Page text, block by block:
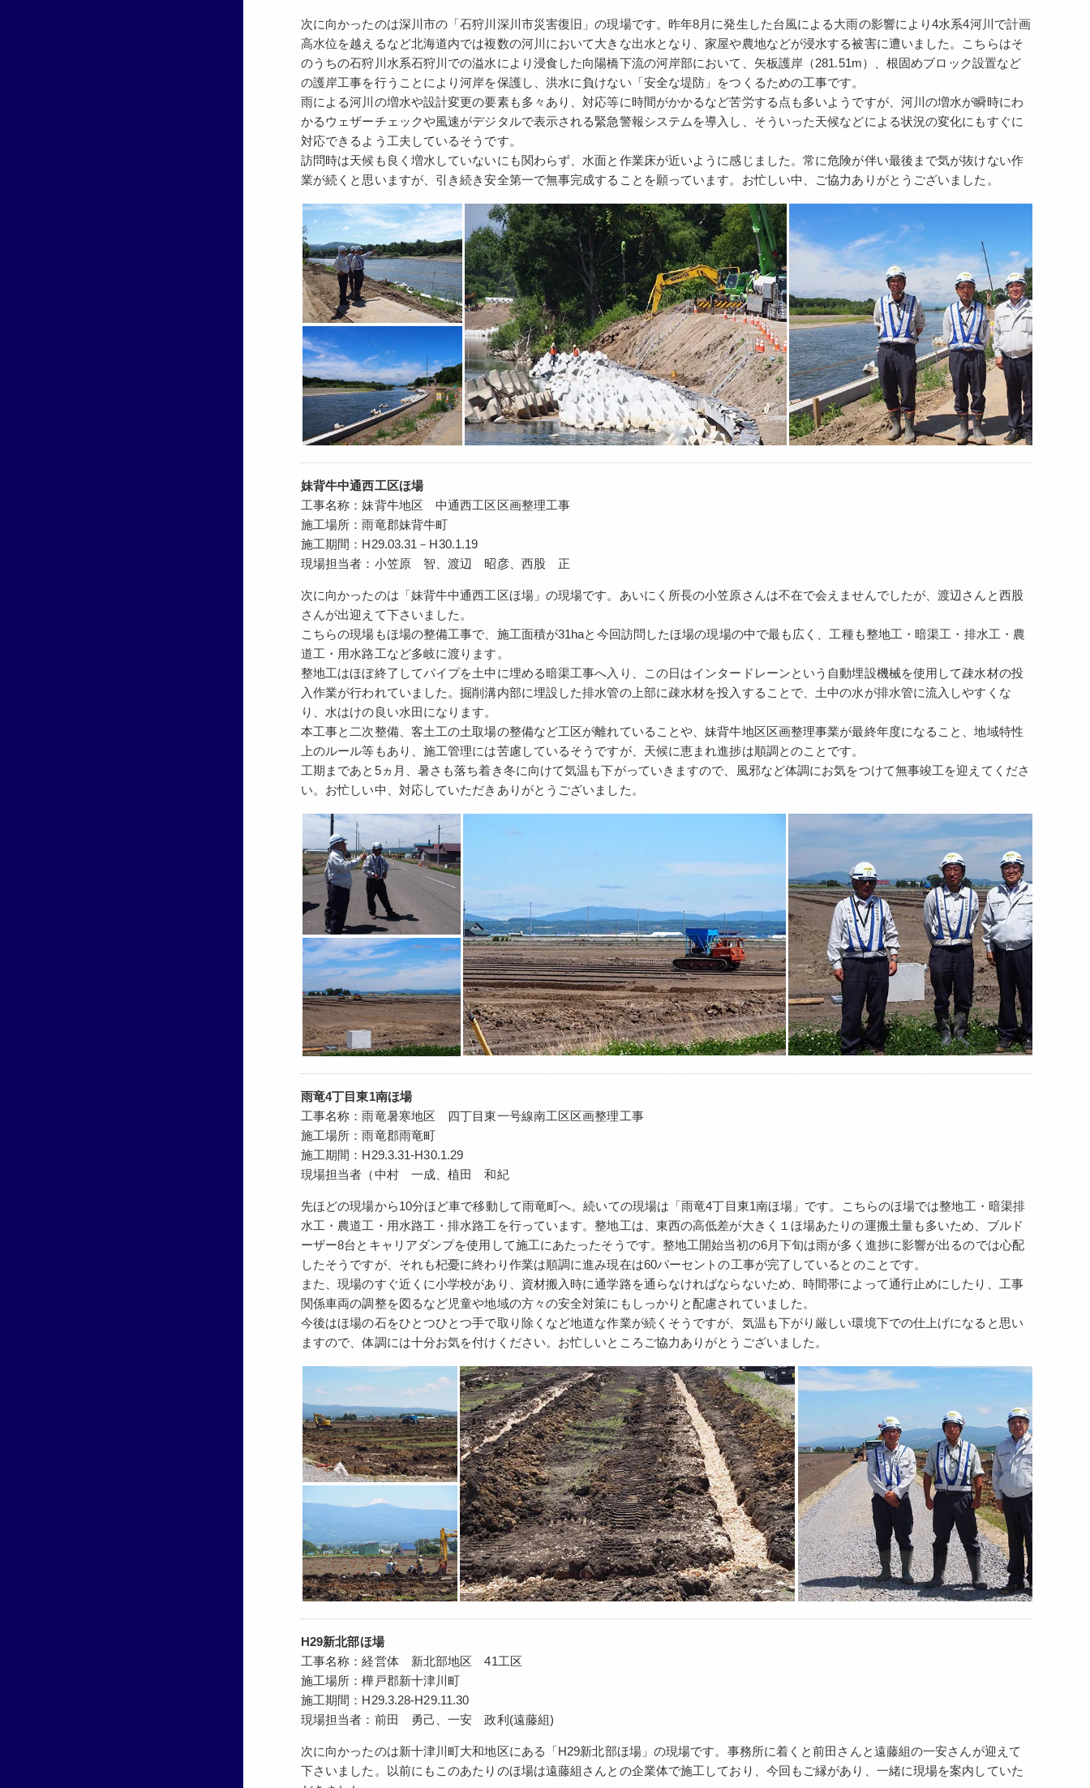
次に向かったのは深川市の「石狩川深川市災害復旧」の現場です。昨年8月に発生した台風による大雨の影響により4水系4河川で計画
高水位を越えるなど北海道内では複数の河川において大きな出水となり、家屋や農地などが浸水する被害に遭いました。こちらはそ
のうちの石狩川水系石狩川での溢水により浸食した向陽橋下流の河岸部において、矢板護岸（281.51m）、根固めブロック設置など
の護岸工事を行うことにより河岸を保護し、洪水に負けない「安全な堤防」をつくるための工事です。
雨による河川の増水や設計変更の要素も多々あり、対応等に時間がかかるなど苦労する点も多いようですが、河川の増水が瞬時にわ
かるウェザーチェックや風速がデジタルで表示される緊急警報システムを導入し、そういった天候などによる状況の変化にもすぐに
対応できるよう工夫しているそうです。
訪問時は天候も良く増水していないにも関わらず、水面と作業床が近いように感じました。常に危険が伴い最後まで気が抜けない作
業が続くと思いますが、引き続き安全第一で無事完成することを願っています。お忙しい中、ご協力ありがとうございました。
妹背牛中通西工区ほ場
工事名称：妹背牛地区 中通西工区区画整理工事
施工場所：雨竜郡妹背牛町
施工期間：H29.03.31－H30.1.19
現場担当者：小笠原 智、渡辺 昭彦、西股 正
次に向かったのは「妹背牛中通西工区ほ場」の現場です。あいにく所長の小笠原さんは不在で会えませんでしたが、渡辺さんと西股
さんが出迎えて下さいました。
こちらの現場もほ場の整備工事で、施工面積が31haと今回訪問したほ場の現場の中で最も広く、工種も整地工・暗渠工・排水工・農
道工・用水路工など多岐に渡ります。
整地工はほぼ終了してパイプを土中に埋める暗渠工事へ入り、この日はインタードレーンという自動埋設機械を使用して疎水材の投
入作業が行われていました。掘削溝内部に埋設した排水管の上部に疎水材を投入することで、土中の水が排水管に流入しやすくな
り、水はけの良い水田になります。
本工事と二次整備、客土工の土取場の整備など工区が離れていることや、妹背牛地区区画整理事業が最終年度になること、地域特性
上のルール等もあり、施工管理には苦慮しているそうですが、天候に恵まれ進捗は順調とのことです。
工期まであと5ヵ月、暑さも落ち着き冬に向けて気温も下がっていきますので、風邪など体調にお気をつけて無事竣工を迎えてくださ
い。お忙しい中、対応していただきありがとうございました。
雨竜4丁目東1南ほ場
工事名称：雨竜暑寒地区 四丁目東一号線南工区区画整理工事
施工場所：雨竜郡雨竜町
施工期間：H29.3.31-H30.1.29
現場担当者（中村 一成、植田 和紀
先ほどの現場から10分ほど車で移動して雨竜町へ。続いての現場は「雨竜4丁目東1南ほ場」です。こちらのほ場では整地工・暗渠排
水工・農道工・用水路工・排水路工を行っています。整地工は、東西の高低差が大きく１ほ場あたりの運搬土量も多いため、ブルド
ーザー8台とキャリアダンプを使用して施工にあたったそうです。整地工開始当初の6月下旬は雨が多く進捗に影響が出るのでは心配
したそうですが、それも杞憂に終わり作業は順調に進み現在は60パーセントの工事が完了しているとのことです。
また、現場のすぐ近くに小学校があり、資材搬入時に通学路を通らなければならないため、時間帯によって通行止めにしたり、工事
関係車両の調整を図るなど児童や地域の方々の安全対策にもしっかりと配慮されていました。
今後はほ場の石をひとつひとつ手で取り除くなど地道な作業が続くそうですが、気温も下がり厳しい環境下での仕上げになると思い
ますので、体調には十分お気を付けください。お忙しいところご協力ありがとうございました。
H29新北部ほ場
工事名称：経営体 新北部地区 41工区
施工場所：樺戸郡新十津川町
施工期間：H29.3.28-H29.11.30
現場担当者：前田 勇己、一安 政利(遠藤組)
次に向かったのは新十津川町大和地区にある「H29新北部ほ場」の現場です。事務所に着くと前田さんと遠藤組の一安さんが迎えて
下さいました。以前にもこのあたりのほ場は遠藤組さんとの企業体で施工しており、今回もご縁があり、一緒に現場を案内していた